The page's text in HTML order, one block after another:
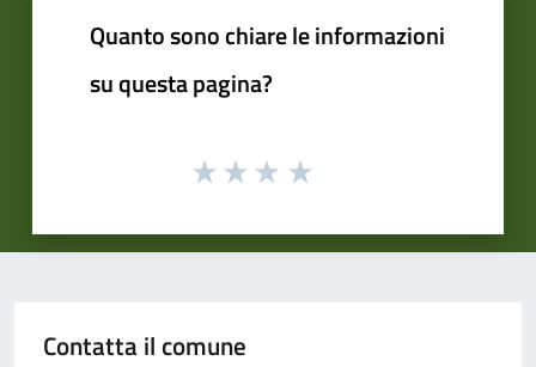
Quanto sono chiare le informazioni
su questa pagina?
Contatta il comune